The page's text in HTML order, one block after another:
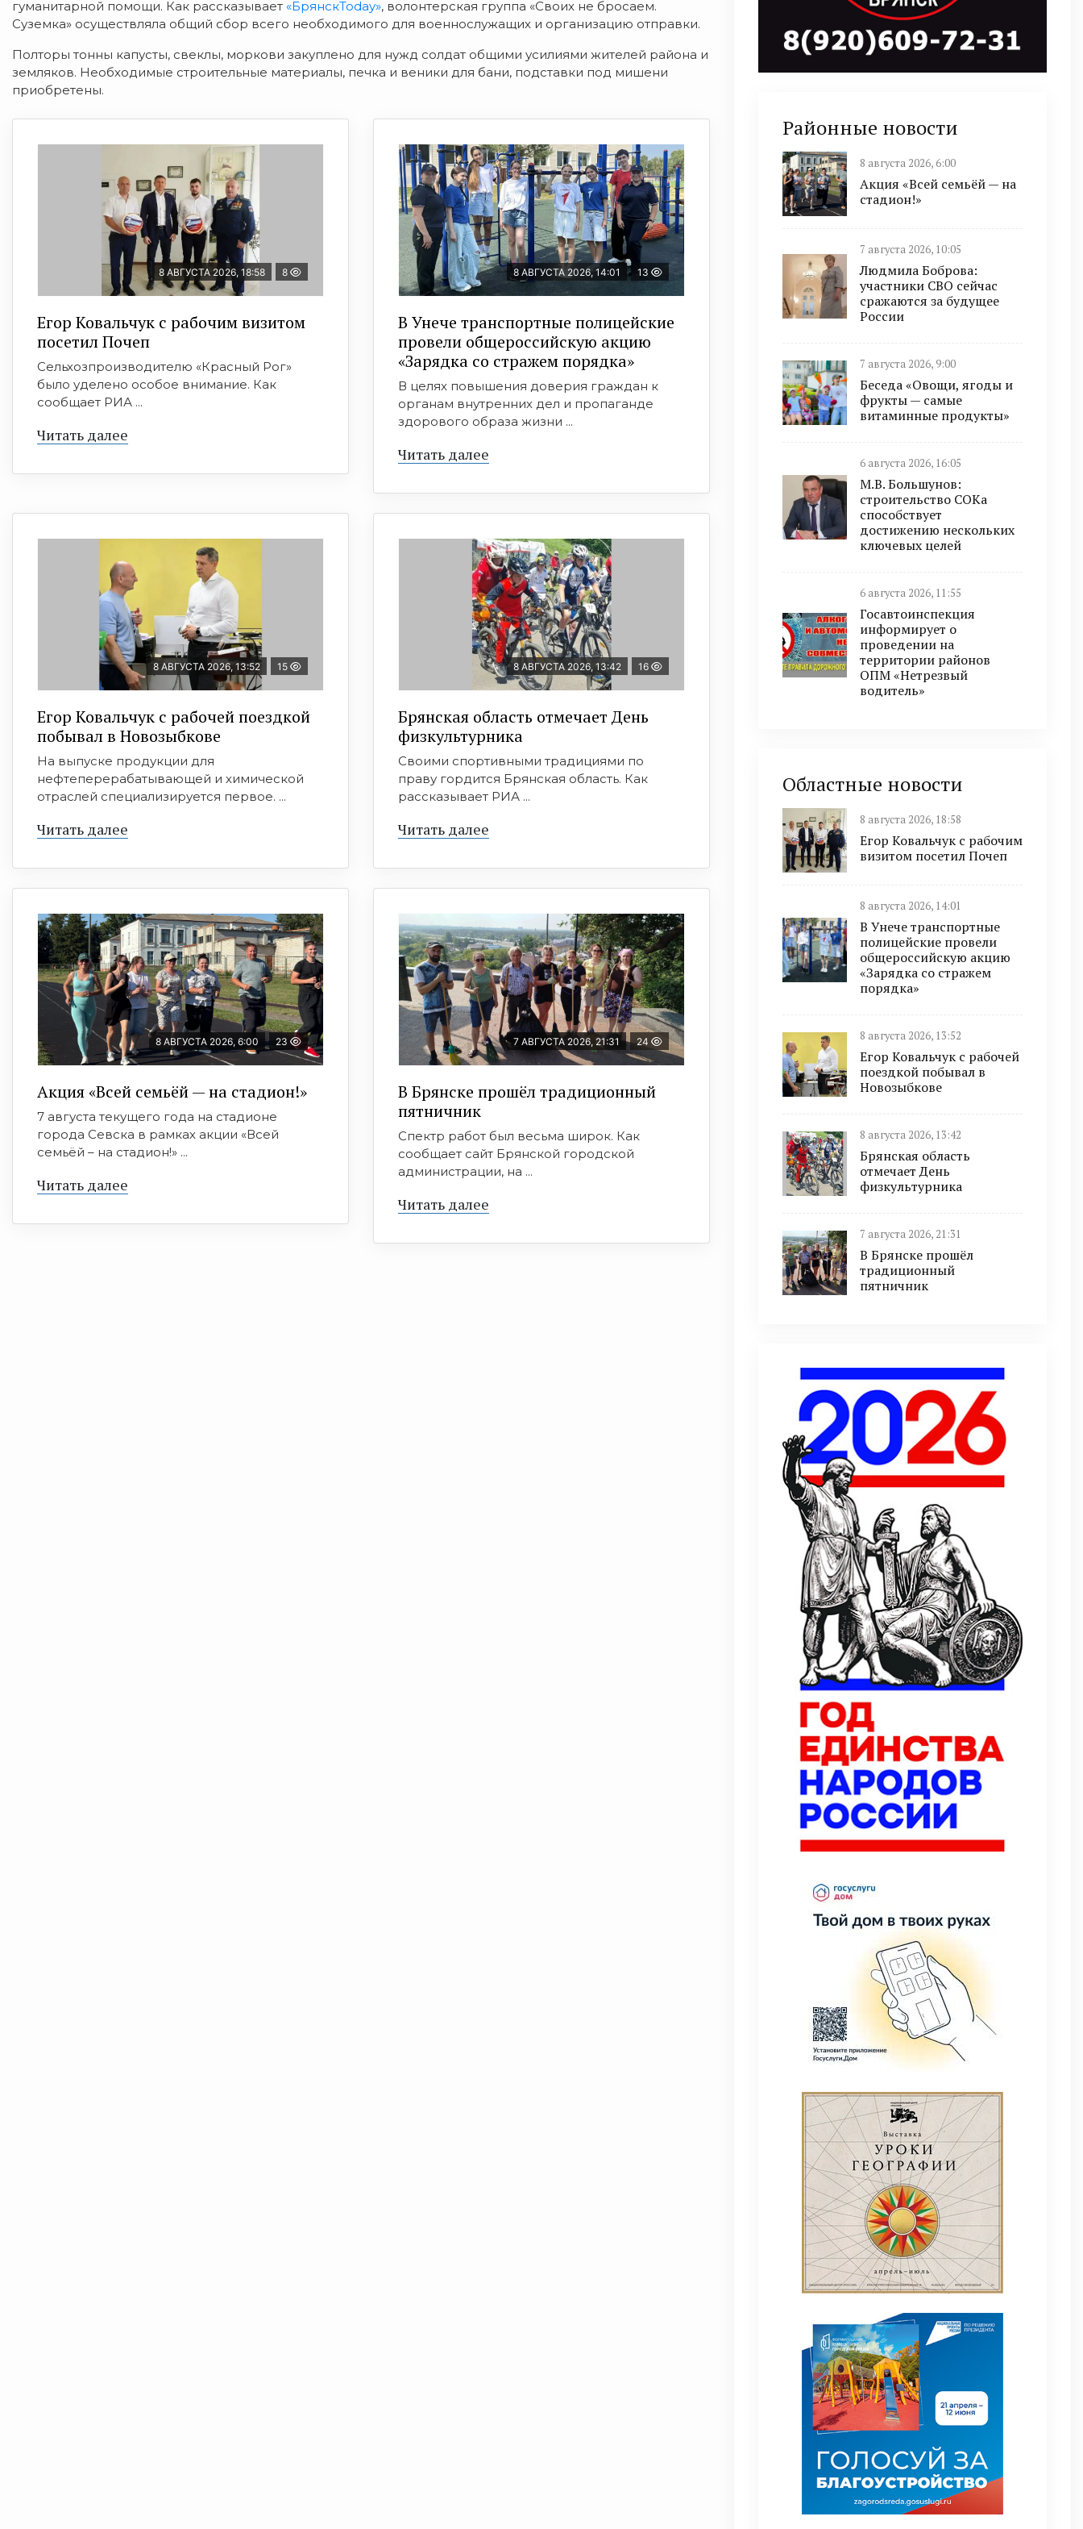
гуманитарной помощи. Как рассказывает «БрянскToday», волонтерская группа «Своих не бросаем.
Суземка» осуществляла общий сбор всего необходимого для военнослужащих и организацию отправки.
Полторы тонны капусты, свеклы, моркови закуплено для нужд солдат общими усилиями жителей района и
земляков. Необходимые строительные материалы, печка и веники для бани, подставки под мишени
приобретены.
8 АВГУСТА 2026, 18:58 8
Егор Ковальчук с рабочим визитом
посетил Почеп
Сельхозпроизводителю «Красный Рог»
было уделено особое внимание. Как
сообщает РИА ...
Читать далее
8 АВГУСТА 2026, 14:01 13
В Унече транспортные полицейские
провели общероссийскую акцию
«Зарядка со стражем порядка»
В целях повышения доверия граждан к
органам внутренних дел и пропаганде
здорового образа жизни ...
Читать далее
8 АВГУСТА 2026, 13:52 15
Егор Ковальчук с рабочей поездкой
побывал в Новозыбкове
На выпуске продукции для
нефтеперерабатывающей и химической
отраслей специализируется первое. ...
Читать далее
8 АВГУСТА 2026, 13:42 16
Брянская область отмечает День
физкультурника
Своими спортивными традициями по
праву гордится Брянская область. Как
рассказывает РИА ...
Читать далее
8 АВГУСТА 2026, 6:00 23
Акция «Всей семьёй — на стадион!»
7 августа текущего года на стадионе
города Севска в рамках акции «Всей
семьёй – на стадион!» ...
Читать далее
7 АВГУСТА 2026, 21:31 24
В Брянске прошёл традиционный
пятничник
Спектр работ был весьма широк. Как
сообщает сайт Брянской городской
администрации, на ...
Читать далее
Районные новости
8 августа 2026, 6:00
Акция «Всей семьёй — на
стадион!»
7 августа 2026, 10:05
Людмила Боброва:
участники СВО сейчас
сражаются за будущее
России
7 августа 2026, 9:00
Беседа «Овощи, ягоды и
фрукты — самые
витаминные продукты»
6 августа 2026, 16:05
М.В. Большунов:
строительство СОКа
способствует
достижению нескольких
ключевых целей
6 августа 2026, 11:55
Госавтоинспекция
информирует о
проведении на
территории районов
ОПМ «Нетрезвый
водитель»
Областные новости
8 августа 2026, 18:58
Егор Ковальчук с рабочим
визитом посетил Почеп
8 августа 2026, 14:01
В Унече транспортные
полицейские провели
общероссийскую акцию
«Зарядка со стражем
порядка»
8 августа 2026, 13:52
Егор Ковальчук с рабочей
поездкой побывал в
Новозыбкове
8 августа 2026, 13:42
Брянская область
отмечает День
физкультурника
7 августа 2026, 21:31
В Брянске прошёл
традиционный
пятничник